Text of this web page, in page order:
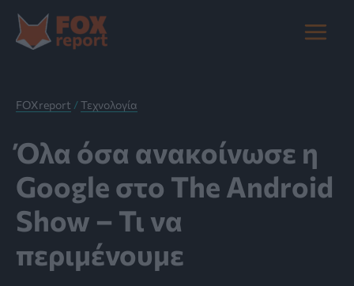
στο
περιεχόμενο
Main
FOXreport /Τεχνολογία
Όλα όσα ανακοίνωσε η
Google στο The Android
Show – Τι να
περιμένουμε